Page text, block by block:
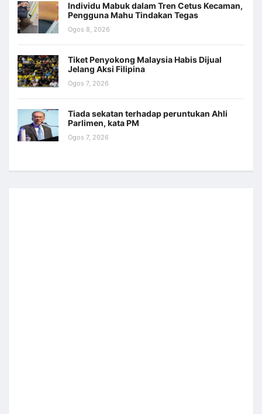
Individu Mabuk dalam Tren Cetus Kecaman,
Pengguna Mahu Tindakan Tegas
Ogos 8, 2026
Tiket Penyokong Malaysia Habis Dijual
Jelang Aksi Filipina
Ogos 7, 2026
Tiada sekatan terhadap peruntukan Ahli
Parlimen, kata PM
Ogos 7, 2026